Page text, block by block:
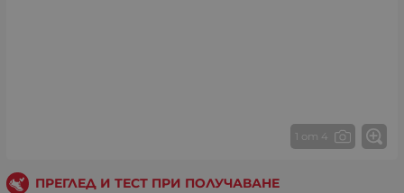
1 от 4
ПРЕГЛЕД И ТЕСТ ПРИ ПОЛУЧАВАНЕ